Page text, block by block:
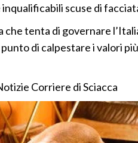
scuse di
che tenta di governare
di calpestare i valori